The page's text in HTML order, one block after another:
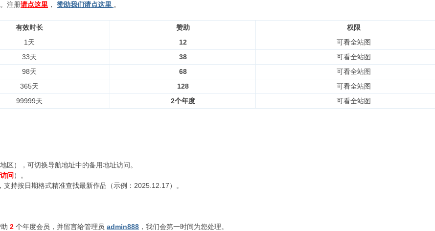
。注册请点这里 ， 赞助我们请点这里 。
有效时长 赞助
权限
1天 12
可看全站图
33天 38
可看全站图
98天 68
可看全站图
365天 128
可看全站图
99999天 2个年度 可看全站图
地区），可切换导航地址中的备用地址访问。
问 ）。
支持按日期格式精准查找最新作品（示例：2025.12.17）。
2 个年度会员，并留言给管理员 admin888 ，我们会第一时间为您处理。